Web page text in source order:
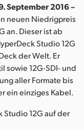
September 2016 –
neuen Niedrigpreis
an. Dieser ist ab
Studio 12G
der Welt. Er
sowie 12G-SDI- und
aller Formate bis
ein einziges Kabel.
Studio 12G auf der